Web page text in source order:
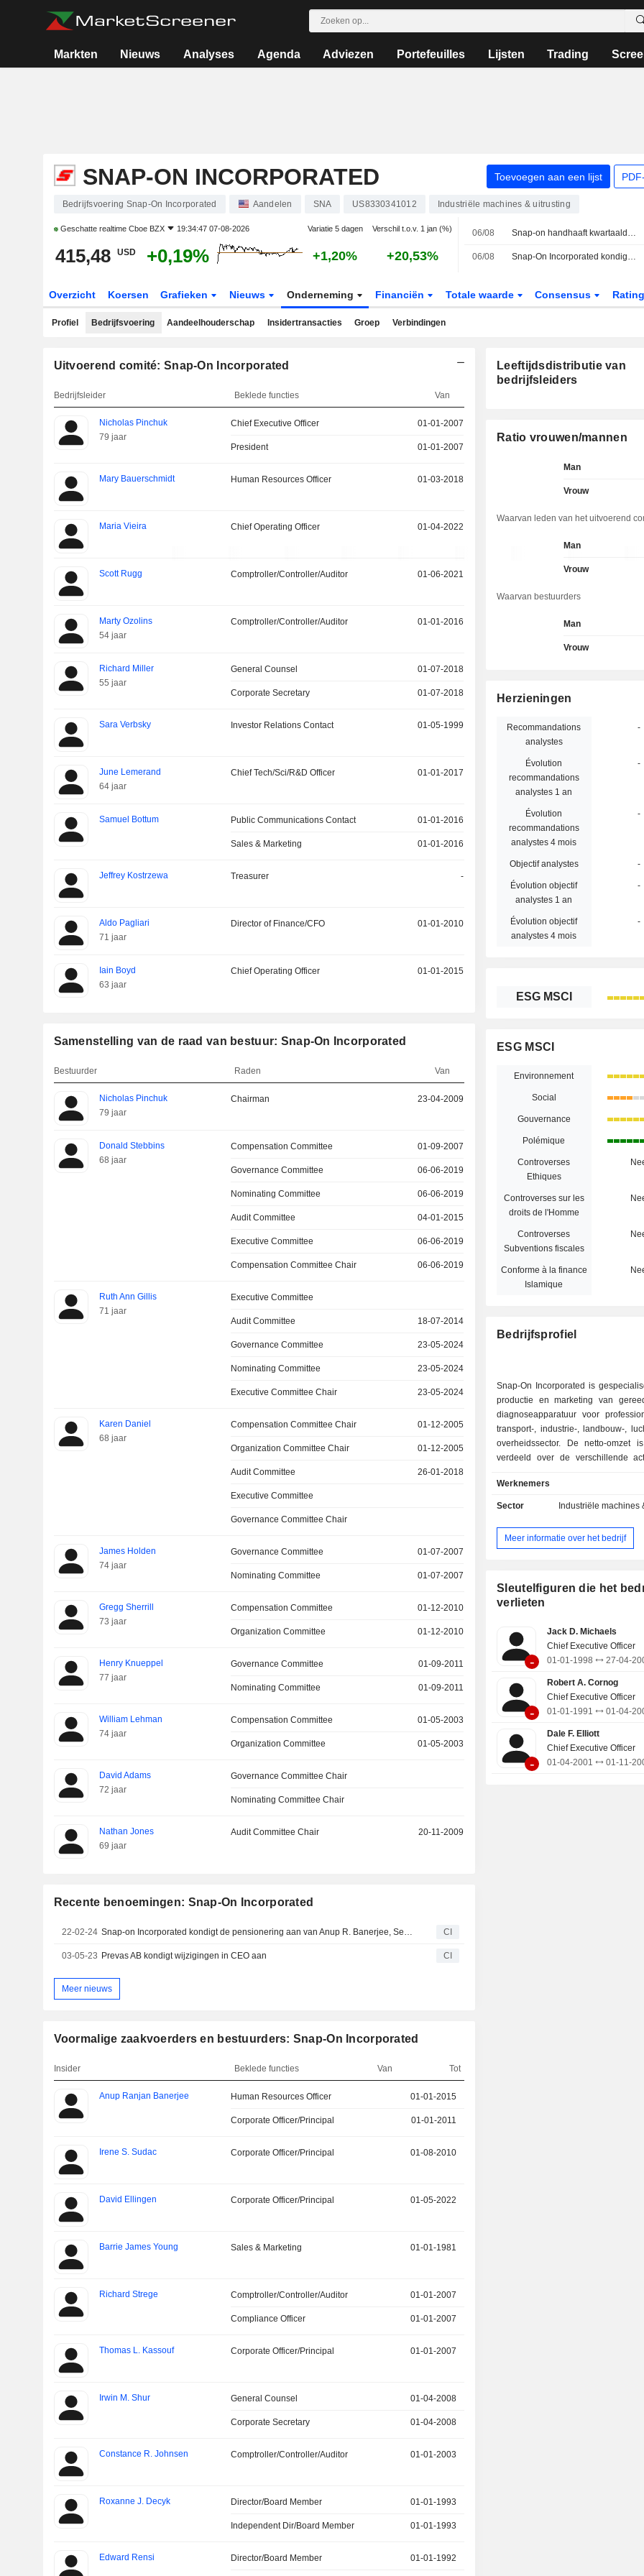
Markten Nieuws Analyses Agenda Adviezen Portefeuilles Lijsten Trading
SNAP-ON INCORPORATED Toevoegen aan een lijst
Bedrijfsvoering Snap-On Incorporated Aandelen SNA US8330341012 Industriële machines & uitrusting
Geschatte realtime Cboe BZX 19:34:47 07-08-2026 Variatie 5 dagen Verschil t.o.v. 1 jan (%)
415,48 USD +0,19% +1,20% +20,53%
06/08 Snap-on handhaaft kwartaaldividend op 2,44 dollar per aandeel, betaalbaar op 10 september
06/08 Snap-On Incorporated kondigt kwartaaldividend aan, betaalbaar op 10 september 2026
Overzicht Koersen Grafieken Nieuws Onderneming Financiën Totale waarde Consensus
Profiel Bedrijfsvoering Aandeelhouderschap Insidertransacties Groep Verbindingen
Uitvoerend comité: Snap-On Incorporated
Bedrijfsleider Beklede functies Van
Nicholas Pinchuk
79 jaar
Chief Executive Officer 01-01-2007
President 01-01-2007
Mary Bauerschmidt Human Resources Officer 01-03-2018
Maria Vieira Chief Operating Officer 01-04-2022
Scott Rugg Comptroller/Controller/Auditor 01-06-2021
Marty Ozolins
54 jaar
Comptroller/Controller/Auditor 01-01-2016
Richard Miller
55 jaar
General Counsel 01-07-2018
Corporate Secretary 01-07-2018
Sara Verbsky Investor Relations Contact 01-05-1999
June Lemerand
64 jaar
Chief Tech/Sci/R&D Officer 01-01-2017
Samuel Bottum Public Communications Contact 01-01-2016
Sales & Marketing 01-01-2016
Jeffrey Kostrzewa Treasurer -
Aldo Pagliari
71 jaar
Director of Finance/CFO 01-01-2010
Iain Boyd
63 jaar
Chief Operating Officer 01-01-2015
Samenstelling van de raad van bestuur: Snap-On Incorporated
Bestuurder Raden Van
Nicholas Pinchuk
79 jaar
Chairman 23-04-2009
Donald Stebbins
68 jaar
Compensation Committee 01-09-2007
Governance Committee 06-06-2019
Nominating Committee 06-06-2019
Audit Committee 04-01-2015
Executive Committee 06-06-2019
Compensation Committee Chair 06-06-2019
Ruth Ann Gillis
71 jaar
Executive Committee
Audit Committee 18-07-2014
Governance Committee 23-05-2024
Nominating Committee 23-05-2024
Executive Committee Chair 23-05-2024
Karen Daniel
68 jaar
Compensation Committee Chair 01-12-2005
Organization Committee Chair 01-12-2005
Audit Committee 26-01-2018
Executive Committee
Governance Committee Chair
James Holden
74 jaar
Governance Committee 01-07-2007
Nominating Committee 01-07-2007
Gregg Sherrill
73 jaar
Compensation Committee 01-12-2010
Organization Committee 01-12-2010
Henry Knueppel
77 jaar
Governance Committee 01-09-2011
Nominating Committee 01-09-2011
William Lehman
74 jaar
Compensation Committee 01-05-2003
Organization Committee 01-05-2003
David Adams
72 jaar
Governance Committee Chair
Nominating Committee Chair
Nathan Jones
69 jaar
Audit Committee Chair 20-11-2009
Recente benoemingen: Snap-On Incorporated
22-02-24 Snap-on Incorporated kondigt de pensionering aan van Anup R. Banerjee, Senior Vice President ? Human Resources en Chief Development Officer, met ingang van 31 maart 2024 CI
03-05-23 Prevas AB kondigt wijzigingen in CEO aan CI
Meer nieuws
Voormalige zaakvoerders en bestuurders: Snap-On Incorporated
Insider Beklede functies Van Tot
Anup Ranjan Banerjee Human Resources Officer 01-01-2015
Corporate Officer/Principal 01-01-2011
Irene S. Sudac Corporate Officer/Principal 01-08-2010
David Ellingen Corporate Officer/Principal 01-05-2022
Barrie James Young Sales & Marketing 01-01-1981
Richard Strege Comptroller/Controller/Auditor 01-01-2007
Compliance Officer 01-01-2007
Thomas L. Kassouf Corporate Officer/Principal 01-01-2007
Irwin M. Shur General Counsel 01-04-2008
Corporate Secretary 01-04-2008
Constance R. Johnsen Comptroller/Controller/Auditor 01-01-2003
Roxanne J. Decyk Director/Board Member 01-01-1993
Independent Dir/Board Member 01-01-1993
Edward Rensi Director/Board Member 01-01-1992
Leeftijdsdistributie van
bedrijfsleiders
Ratio vrouwen/mannen
Man
Vrouw
Waarvan leden van het uitvoerend
Man
Vrouw
Waarvan bestuurders
Man
Vrouw
Herzieningen
Recommandations
analystes
-
Évolution
recommandations
analystes 1 an
-
Évolution
recommandations
analystes 4 mois
-
Objectif analystes -
Évolution objectif
analystes 1 an
-
Évolution objectif
analystes 4 mois
-
ESG MSCI
ESG MSCI
Environnement
Social
Gouvernance
Polémique
Controverses
Ethiques
Controverses sur les
droits de l'Homme
Controverses
Subventions fiscales
Conforme à la finance
Islamique
Bedrijfsprofiel
Snap-On Incorporated is
productie en marketing van
diagnoseapparatuur voor
transport-, industrie-, landbouw-,
overheidssector. De netto-omzet
verdeeld over de verschillende
handgereedschap
schroevendraaiers, doppen,
schuurmachines,
snijgereedschap, gereedschap voor
materialen en software (23,4%); - verkoop van
industriële apparatuur (23%):
bandenwisselaars, autoliften,
De netto-omzet is geografisch
verdeeld: Noord-Amerika
Werknemers
Sector Industriële machines
Meer informatie over het bedrijf
Sleutelfiguren die het
verlieten
-
Jack D. Michaels
Chief Executive Officer
01-01-1998
27-04-
-
Robert A. Cornog
Chief Executive Officer
01-01-1991
01-04-
-
Dale F. Elliott
Chief Executive Officer
01-04-2001
01-11-